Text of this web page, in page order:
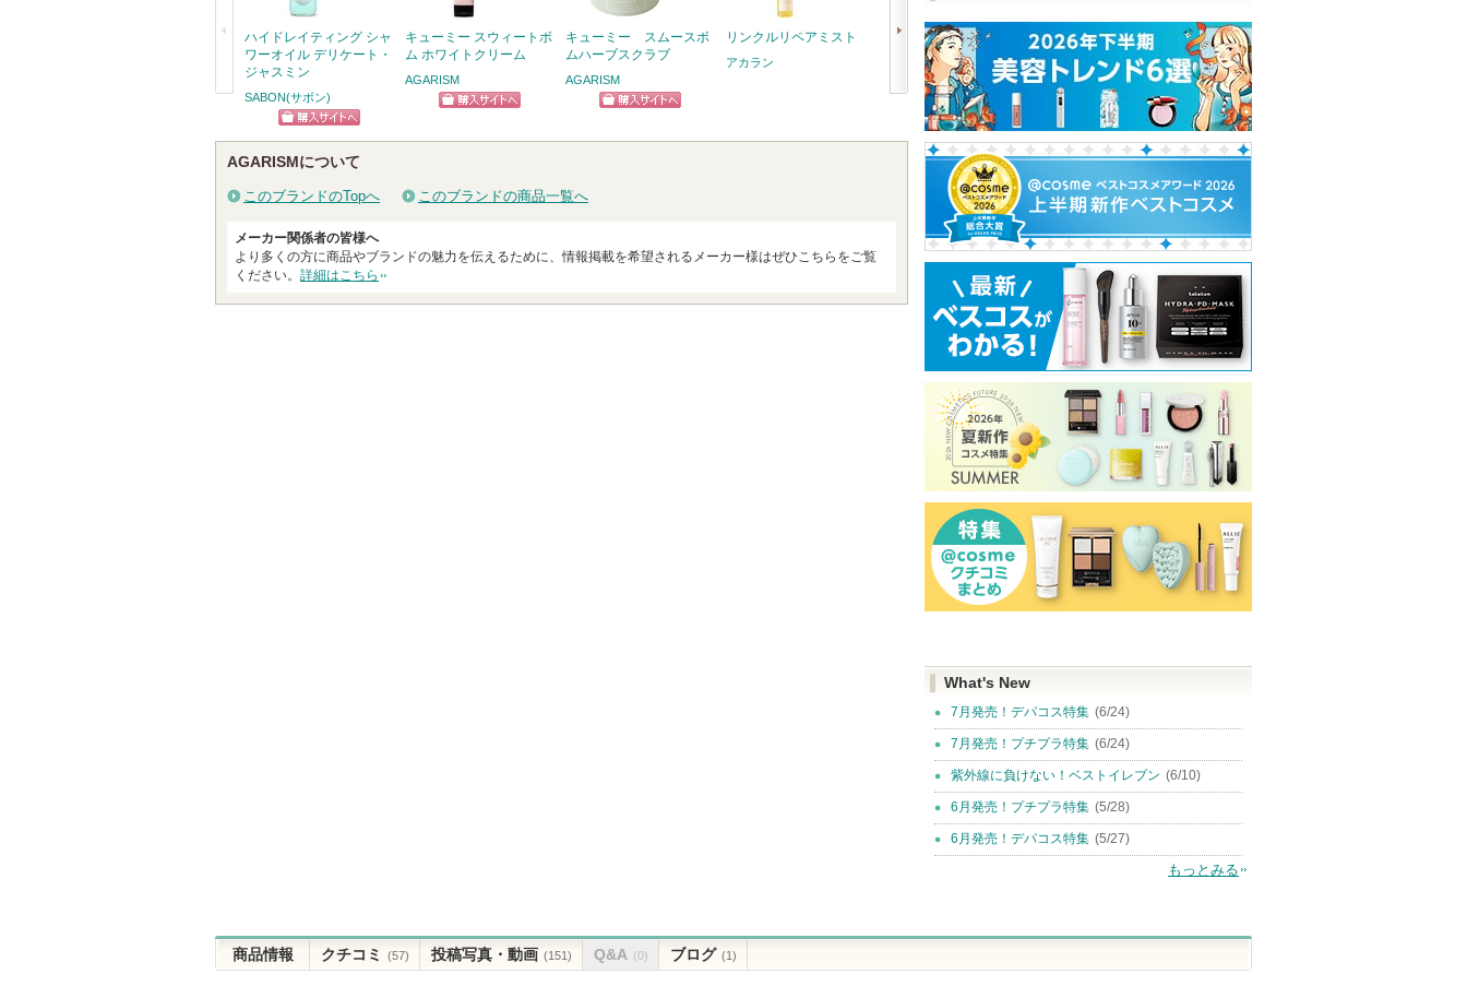
入
り
さ
れ
す
ハイドレイティング シャ
ワーオイル デリケート・
ジャスミン
SABON(サボン)
ショッピン
グサイトへ
キューミー スウィートボ
ム ホワイトクリーム
AGARISM
キューミー スムースボ
ムハーブスクラブ
AGARISM
リンクルリペアミスト
アカラン
Q+Me スウィートボム
エチケットシャワー
AGARISM
キューミ―ボムショット
リッププランパー
AGARISM
ショッピン
グサイトへ
ライトヴェール クッシ
ョンファンデーション
ブリリアージュ
ショッピン
グサイトへ
AGARISMについて
このブランドのTopへ このブランドの商品一覧へ
メーカー関係者の皆様へ
より多くの方に商品やブランドの魅力を伝えるために、情報掲載を希望されるメーカー様はぜひこちらをご覧
ください。 詳細はこちら
What's New
7月発売！デパコス特集 (6/24)
7月発売！プチプラ特集 (6/24)
紫外線に負けない！ベストイレブン (6/10)
6月発売！プチプラ特集 (5/28)
6月発売！デパコス特集 (5/27)
もっとみる
商品情報 クチコミ (57) 投稿写真・動画 (151) Q&A (0) ブログ (1)